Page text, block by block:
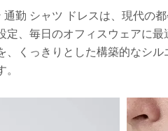
勤 シャツ ドレスは、現代の
、毎日のオフィスウェアに
、くっきりとした構築的なシ